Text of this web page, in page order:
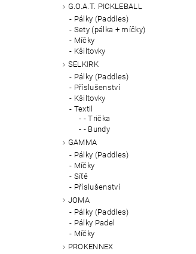
G.O.A.T. PICKLEBALL
Pálky (Paddles)
Sety (pálka + míčky)
Míčky
Kšiltovky
SELKIRK
Pálky (Paddles)
Příslušenství
Kšiltovky
Textil
- Trička
- Bundy
GAMMA
Pálky (Paddles)
Míčky
Síťě
Příslušenství
JOMA
Pálky (Paddles)
Pálky Padel
Míčky
PROKENNEX